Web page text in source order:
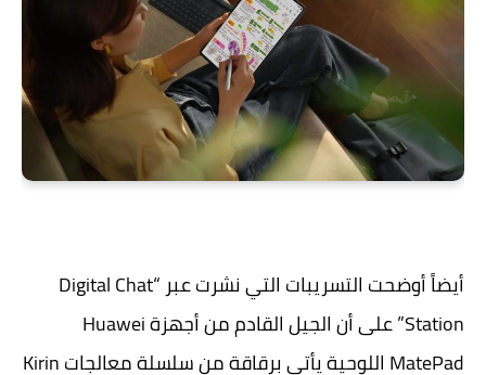
أيضاً أوضحت التسريبات التي نشرت عبر “Digital Chat
Station” على أن الجيل القادم من أجهزة Huawei
MatePad اللوحية يأتي برقاقة من سلسلة معالجات Kirin